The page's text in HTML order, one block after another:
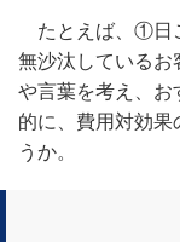
たとえば、①日
無沙汰している
や言葉を考え、お
的に、費用対効果
うか。